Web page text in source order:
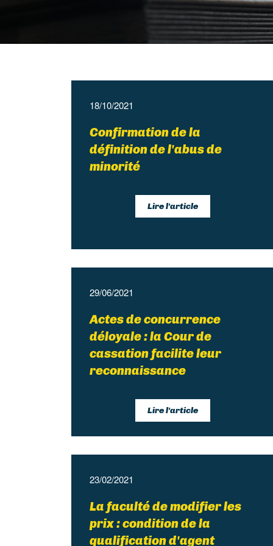
18/10/2021
Confirmation de la
définition de l'abus de
minorité
Lire l'article
29/06/2021
Actes de concurrence
déloyale : la Cour de
cassation facilite leur
reconnaissance
Lire l'article
23/02/2021
La faculté de modifier les
prix : condition de la
qualification d'agent